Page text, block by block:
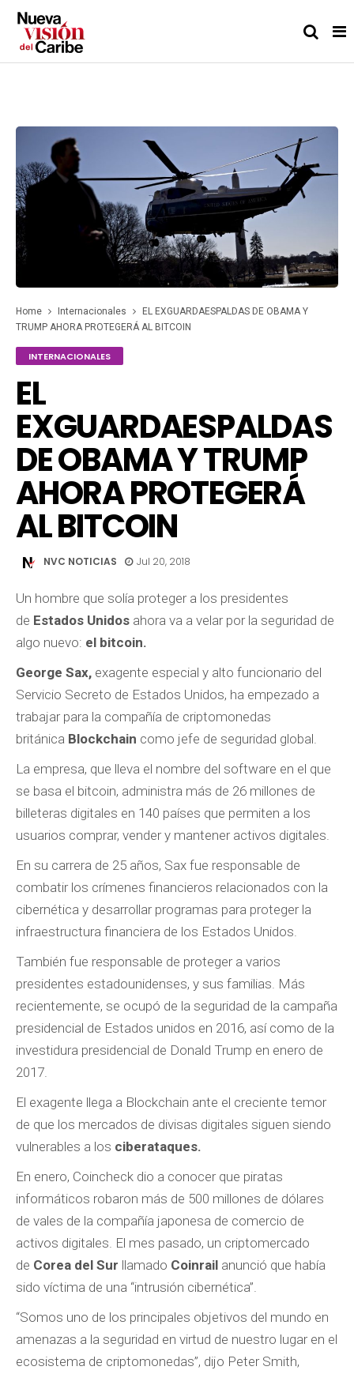
Home Internacionales
EL EXGUARDAESPALDAS DE OBAMA Y
TRUMP AHORA PROTEGERÁ AL BITCOIN
INTERNACIONALES
EL
EXGUARDAESPALDAS
DE OBAMA Y TRUMP
AHORA PROTEGERÁ
AL BITCOIN
NVC NOTICIAS Jul 20, 2018
Un hombre que solía proteger a los presidentes
de Estados Unidos ahora va a velar por la seguridad de
algo nuevo: el bitcoin.
George Sax, exagente especial y alto funcionario del
Servicio Secreto de Estados Unidos, ha empezado a
trabajar para la compañía de criptomonedas
británica Blockchain como jefe de seguridad global.
La empresa, que lleva el nombre del software en el que
se basa el bitcoin, administra más de 26 millones de
billeteras digitales en 140 países que permiten a los
usuarios comprar, vender y mantener activos digitales.
En su carrera de 25 años, Sax fue responsable de
combatir los crímenes financieros relacionados con la
cibernética y desarrollar programas para proteger la
infraestructura financiera de los Estados Unidos.
También fue responsable de proteger a varios
presidentes estadounidenses, y sus familias. Más
recientemente, se ocupó de la seguridad de la campaña
presidencial de Estados unidos en 2016, así como de la
investidura presidencial de Donald Trump en enero de
2017.
El exagente llega a Blockchain ante el creciente temor
de que los mercados de divisas digitales siguen siendo
vulnerables a los ciberataques.
En enero, Coincheck dio a conocer que piratas
informáticos robaron más de 500 millones de dólares
de vales de la compañía japonesa de comercio de
activos digitales. El mes pasado, un criptomercado
de Corea del Sur llamado Coinrail anunció que había
sido víctima de una “intrusión cibernética”.
“Somos uno de los principales objetivos del mundo en
amenazas a la seguridad en virtud de nuestro lugar en el
ecosistema de criptomonedas”, dijo Peter Smith,